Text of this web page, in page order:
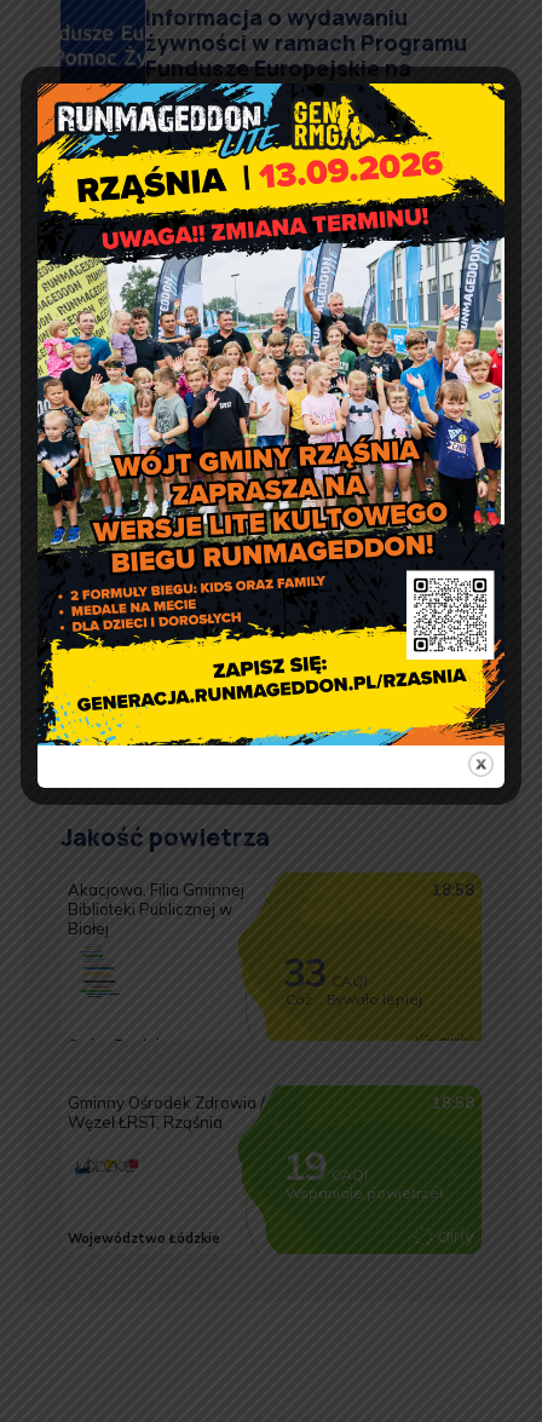
Informacja o wydawaniu
żywności w ramach Programu
Fundusze Europejskie na
Pomoc Żywnościową
Kontakt
Urząd Gminy w Rząśni
ul. 1 Maja 37
98 – 332 Rząśnia
e-doręczenia:AE:PL-57726-56911-GBSAJ-23
adres email:gmina@rzasnia.pl
tel. 44 631-71-22 (biuro podawcze)
Godziny otwarcia Urzędu:
pon.: 9:00 – 17:00
wt. – pt.: 7:30 – 15:30
Jakość powietrza